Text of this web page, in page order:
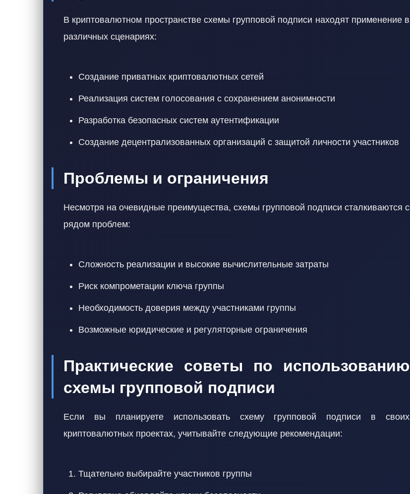
В криптовалютном пространстве схемы групповой подписи находят применение в
различных сценариях:
Создание приватных криптовалютных сетей
Реализация систем голосования с сохранением анонимности
Разработка безопасных систем аутентификации
Создание децентрализованных организаций с защитой личности участников
Проблемы и ограничения
Несмотря на очевидные преимущества, схемы групповой подписи сталкиваются с
рядом проблем:
Сложность реализации и высокие вычислительные затраты
Риск компрометации ключа группы
Необходимость доверия между участниками группы
Возможные юридические и регуляторные ограничения
Практические советы по использованию
схемы групповой подписи
Если вы планируете использовать схему групповой подписи в своих
криптовалютных проектах, учитывайте следующие рекомендации:
Тщательно выбирайте участников группы